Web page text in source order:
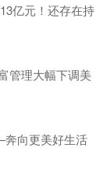
亿元！还存在持
管理大幅下调美
向更美好生活